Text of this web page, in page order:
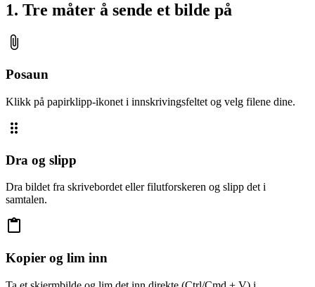
1. Tre måter å sende et bilde på
attach_file
Posaun
Klikk på papirklipp-ikonet i innskrivingsfeltet og velg filene dine.
drag_indicator
Dra og slipp
Dra bildet fra skrivebordet eller filutforskeren og slipp det i
samtalen.
content_paste
Kopier og lim inn